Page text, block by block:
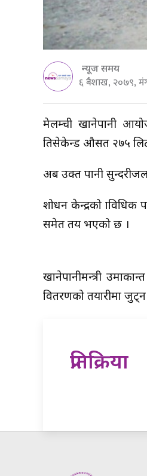
न्यूज समय
६ बैशाख, २०७९,
मेलम्ची खानेपानी
प्रतिसेकेन्ड औसत २७५
अब उक्त पानी
प्रशोधन केन्द्रको
समेत तय भएको छ ।
खानेपानीमन्त्री
वितरणको तयारीमा
प्रतिक्रिया